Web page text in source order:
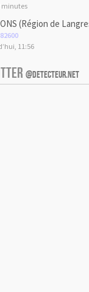
minutes
(Région de Langres) Denier
11:56
@DETECTEUR.NET